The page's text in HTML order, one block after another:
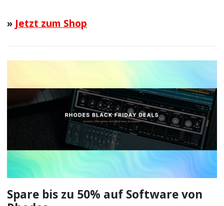
» Jetzt zum Shop
Spare bis zu 50% auf Software von